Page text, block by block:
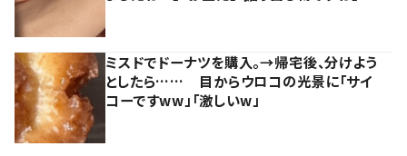
ミスドでドーナツを購入。→帰宅後、分けよう
としたら…… 目からウロコの光景に「サイ
コーですww」「激しいw」